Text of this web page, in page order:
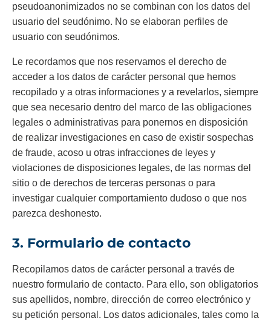
pseudoanonimizados no se combinan con los datos del
usuario del seudónimo. No se elaboran perfiles de
usuario con seudónimos.
Le recordamos que nos reservamos el derecho de
acceder a los datos de carácter personal que hemos
recopilado y a otras informaciones y a revelarlos, siempre
que sea necesario dentro del marco de las obligaciones
legales o administrativas para ponernos en disposición
de realizar investigaciones en caso de existir sospechas
de fraude, acoso u otras infracciones de leyes y
violaciones de disposiciones legales, de las normas del
sitio o de derechos de terceras personas o para
investigar cualquier comportamiento dudoso o que nos
parezca deshonesto.
3. Formulario de contacto
Recopilamos datos de carácter personal a través de
nuestro formulario de contacto. Para ello, son obligatorios
sus apellidos, nombre, dirección de correo electrónico y
su petición personal. Los datos adicionales, tales como la